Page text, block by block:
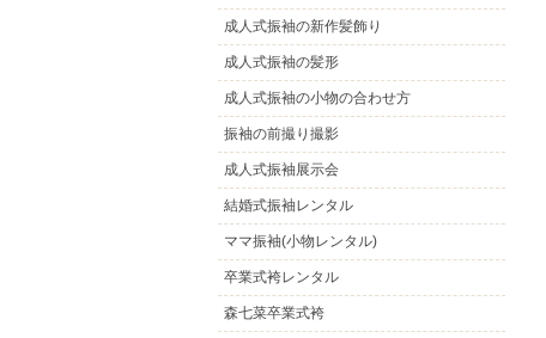
成人式振袖の新作髪飾り
成人式振袖の髪形
成人式振袖の小物の合わせ方
振袖の前撮り撮影
成人式振袖展示会
結婚式振袖レンタル
ママ振袖(小物レンタル)
卒業式袴レンタル
森七菜卒業式袴